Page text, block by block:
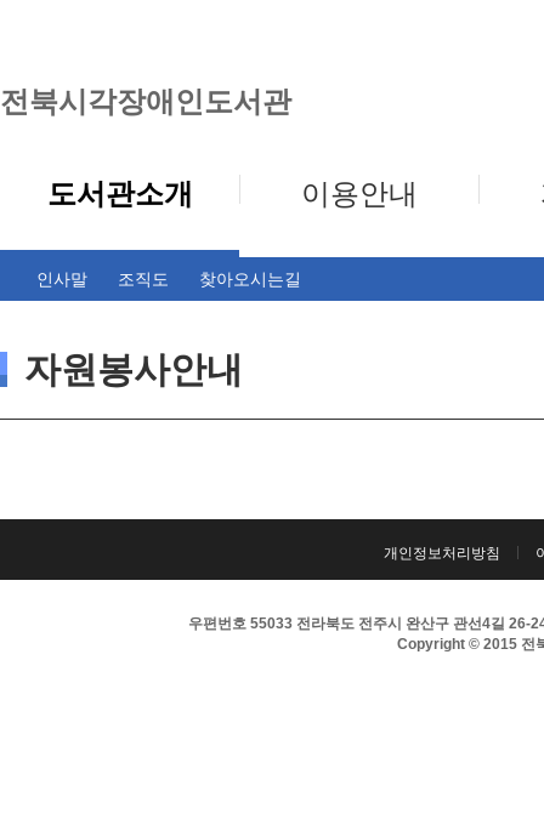
전북시각장애인도서관
도서관소개
인사말 조직도 찾아오시는길
이용안내
자원봉사안내
개인정보처리방침
우편번호 55033 전라북도 전주시 완산구 관선4길
Copyright © 2015 전